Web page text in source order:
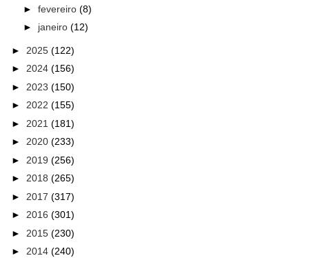
► fevereiro (8)
► janeiro (12)
► 2025 (122)
► 2024 (156)
► 2023 (150)
► 2022 (155)
► 2021 (181)
► 2020 (233)
► 2019 (256)
► 2018 (265)
► 2017 (317)
► 2016 (301)
► 2015 (230)
► 2014 (240)